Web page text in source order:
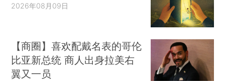
2026年08月09日
【商圈】喜欢配戴名表的哥伦
比亚新总统 商人出身拉美右
翼又一员